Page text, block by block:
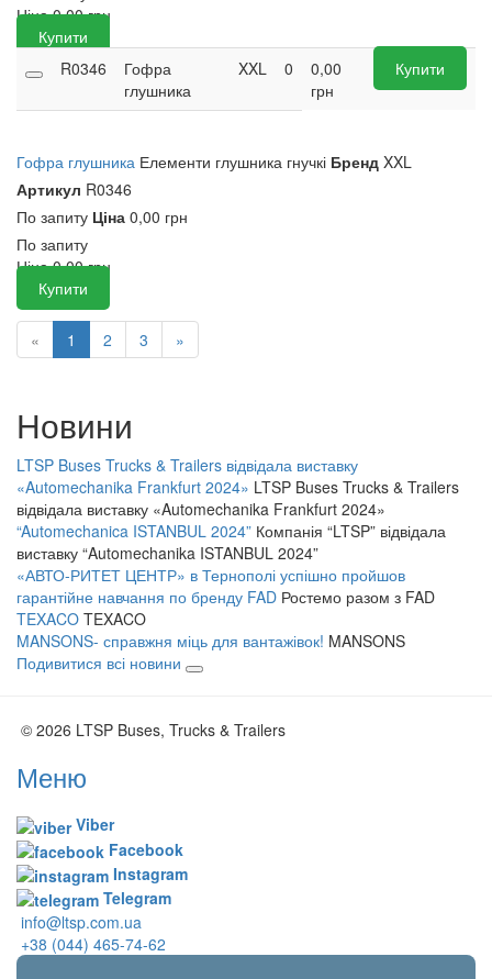
Ціна 0,00грн
Купити
R0346
Гофра
глушника
XXL 0
0,00
грн
Купити
Гофра глушника Елементи глушника гнучкі Бренд XXL
Артикул R0346
По запиту Ціна 0,00 грн
По запиту
Ціна 0,00грн
Купити
« 1 2 3 »
Новини
LTSP Buses Trucks & Trailers відвідала виставку
«Automechanika Frankfurt 2024» LTSP Buses Trucks & Trailers
відвідала виставку «Automechanika Frankfurt 2024»
“Automechanica ISTANBUL 2024” Компанія “LTSP” відвідала
виставку “Automechanika ISTANBUL 2024”
«АВТО-РИТЕТ ЦЕНТР» в Тернополі успішно пройшов
гарантійне навчання по бренду FAD Ростемо разом з FAD
TEXACO TEXACO
MANSONS- справжня міць для вантажівок! MANSONS
Подивитися всі новини
© 2026 LTSP Buses, Trucks & Trailers
Меню
Viber
Facebook
Instagram
Telegram
info@ltsp.com.ua
+38 (044) 465-74-62